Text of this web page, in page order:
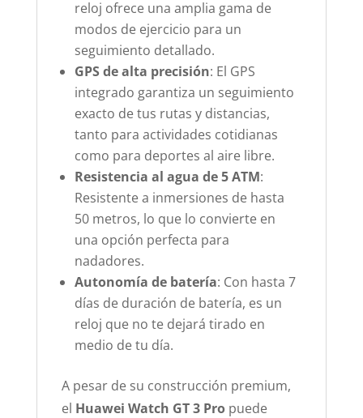
reloj ofrece una amplia gama de
modos de ejercicio para un
seguimiento detallado.
GPS de alta precisión: El GPS
integrado garantiza un seguimiento
exacto de tus rutas y distancias,
tanto para actividades cotidianas
como para deportes al aire libre.
Resistencia al agua de 5 ATM:
Resistente a inmersiones de hasta
50 metros, lo que lo convierte en
una opción perfecta para
nadadores.
Autonomía de batería: Con hasta 7
días de duración de batería, es un
reloj que no te dejará tirado en
medio de tu día.
A pesar de su construcción premium,
el Huawei Watch GT 3 Pro puede